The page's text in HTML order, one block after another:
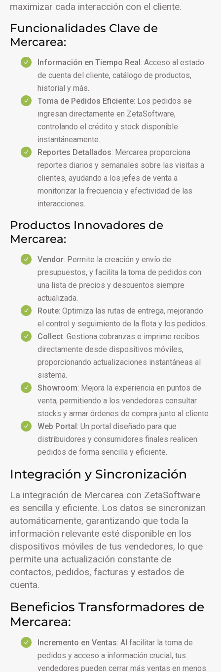
maximizar cada interacción con el cliente.
Funcionalidades Clave de
Mercarea:
Información en Tiempo Real: Acceso al estado
de cuenta del cliente, catálogo de productos,
historial y más.
Toma de Pedidos Eficiente: Los pedidos se
ingresan directamente en ZetaSoftware,
controlando el crédito y stock disponible
instantáneamente.
Reportes Detallados: Mercarea proporciona
reportes diarios y semanales sobre las visitas a
clientes, ayudando a los jefes de venta a
monitorizar la frecuencia y efectividad de las
interacciones.
Productos Innovadores de
Mercarea:
Vendor: Permite la creación y envío de
presupuestos, y facilita la toma de pedidos con
una lista de precios y descuentos siempre
actualizada.
Route: Optimiza las rutas de entrega, mejorando
el control y seguimiento de la flota y los pedidos.
Collect: Gestiona cobranzas e imprime recibos
directamente desde dispositivos móviles,
proporcionando actualizaciones instantáneas al
sistema.
Showroom: Mejora la experiencia en puntos de
venta, permitiendo a los vendedores consultar
stocks y armar órdenes de compra junto al cliente.
Web Portal: Un portal diseñado para que
distribuidores y consumidores finales realicen
pedidos de forma sencilla y eficiente.
Integración y Sincronización
La integración de Mercarea con ZetaSoftware
es sencilla y eficiente. Los datos se sincronizan
automáticamente, garantizando que toda la
información relevante esté disponible en los
dispositivos móviles de tus vendedores, lo que
permite una actualización constante de
contactos, pedidos, facturas y estados de
cuenta.
Beneficios Transformadores de
Mercarea:
Incremento en Ventas: Al facilitar la toma de
pedidos y acceso a información crucial, tus
vendedores pueden cerrar más ventas en menos